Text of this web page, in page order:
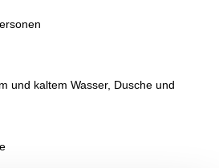
und kaltem Wasser, Dusche und